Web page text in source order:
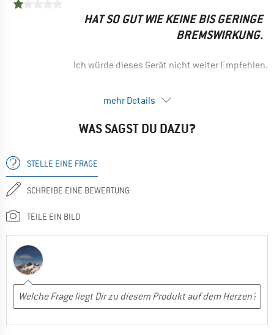
Preis / Leistung
Vielseitig einsetzbar
Ja, ich würde das Produkt einem Freund empfehlen
HAT SO GUT WIE KEINE BIS GERINGE
BREMSWIRKUNG.
Ich würde dieses Gerät nicht weiter Empfehlen.
mehr Details
WAS SAGST DU DAZU?
STELLE EINE FRAGE
SCHREIBE EINE BEWERTUNG
TEILE EIN BILD